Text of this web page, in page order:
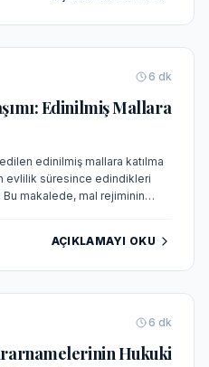
6 dk
Edinilmiş Mallara
edinilmiş mallara katılma
evlilik süresince edindikleri
Bu makalede, mal rejiminin
AÇIKLAMAYI OKU
6 dk
Hukuki